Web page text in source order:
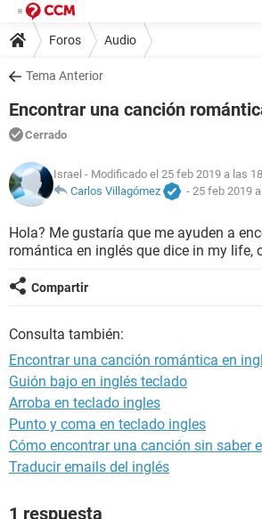
Foros Audio
Tema Anterior
Encontrar una canción
Cerrado
Israel - Modificado el 25 feb 2019 a las
Carlos Villagómez
- 25 feb 2019
Hola? Me gustaría que me ayuden a
romántica en inglés que dice in my life,
Compartir
Consulta también:
Encontrar una canción romántica en
Guión bajo en inglés teclado
Arroba en teclado ingles
Punto y coma en teclado ingles
Cómo encontrar una canción sin saber
Traducir emails del inglés
1 respuesta